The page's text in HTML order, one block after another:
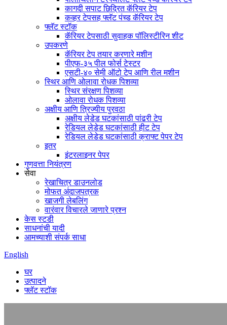
कागदी सपाट छिद्रित कॅरियर टेप
कव्हर टेपसह फ्लॅट पंच्ड कॅरियर टेप
फ्लॅट स्टॉक
कॅरियर टेपसाठी सुवाहक पॉलिस्टीरिन शीट
उपकरणे
कॅरियर टेप तयार करणारे मशीन
पीएफ-३५ पील फोर्स टेस्टर
एसटी-४० सेमी ऑटो टेप आणि रील मशीन
स्थिर आणि ओलावा रोधक पिशव्या
स्थिर संरक्षण पिशव्या
ओलावा रोधक पिशव्या
अक्षीय आणि त्रिज्यीय पुरवठा
अक्षीय लेडेड घटकांसाठी पांढरी टेप
रेडियल लेडेड घटकांसाठी हीट टेप
रेडियल लेडेड घटकांसाठी क्राफ्ट पेपर टेप
इतर
इंटरलाइनर पेपर
गुणवत्ता नियंत्रण
सेवा
रेखाचित्र डाउनलोड
मोफत अंदाजपत्रक
खाजगी लेबलिंग
वारंवार विचारले जाणारे प्रश्न
केस स्टडी
साधनांची यादी
आमच्याशी संपर्क साधा
English
घर
उत्पादने
फ्लॅट स्टॉक